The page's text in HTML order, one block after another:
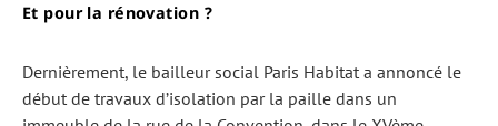
Et pour la rénovation ?
Dernièrement, le bailleur social Paris Habitat a annoncé le
début de travaux d’isolation par la paille dans un